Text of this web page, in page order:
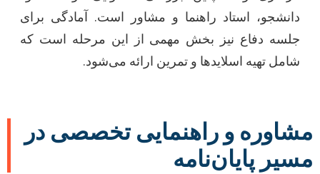
دانشجو، استاد راهنما و مشاور است. آمادگی برای
جلسه دفاع نیز بخش مهمی از این مرحله است که
شامل تهیه اسلایدها و تمرین ارائه می‌شود.
مشاوره و راهنمایی تخصصی در
مسیر پایان‌نامه